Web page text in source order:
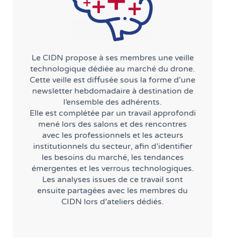
Le CIDN propose à ses membres une veille
technologique dédiée au marché du drone.
Cette veille est diffusée sous la forme d’une
newsletter hebdomadaire à destination de
l’ensemble des adhérents.
Elle est complétée par un travail approfondi
mené lors des salons et des rencontres
avec les professionnels et les acteurs
institutionnels du secteur, afin d’identifier
les besoins du marché, les tendances
émergentes et les verrous technologiques.
Les analyses issues de ce travail sont
ensuite partagées avec les membres du
CIDN lors d’ateliers dédiés.